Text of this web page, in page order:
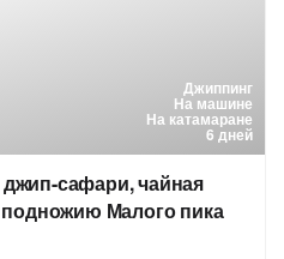
Джиппинг
На машине
На катамаране
6 дней
сафари, чайная
подножию Малого пика